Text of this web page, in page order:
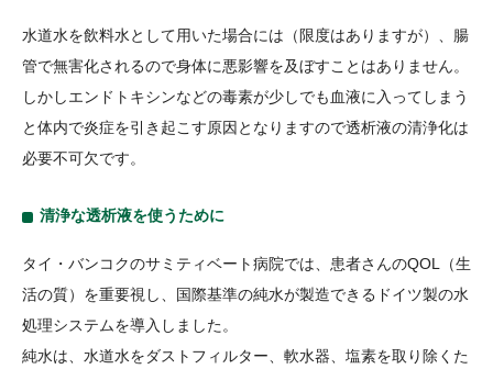
水道水を飲料水として用いた場合には（限度はありますが）、腸
管で無害化されるので身体に悪影響を及ぼすことはありません。
しかしエンドトキシンなどの毒素が少しでも血液に入ってしまう
と体内で炎症を引き起こす原因となりますので透析液の清浄化は
必要不可欠です。
清浄な透析液を使うために
タイ・バンコクのサミティベート病院では、患者さんのQOL（生
活の質）を重要視し、国際基準の純水が製造できるドイツ製の水
処理システムを導入しました。
純水は、水道水をダストフィルター、軟水器、塩素を取り除くた